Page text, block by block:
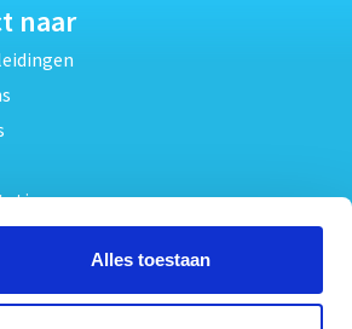
Alles toestaan
naar
voorwaarden